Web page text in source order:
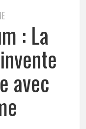
: La
avec